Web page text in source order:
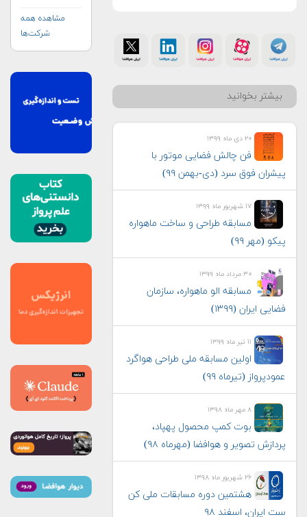
بیشتر بخوانید
۲۰ دی ماه ۱۳۹۹
فن چالش فضایی موتور با
پیشران فوق سرد (دی-بهمن ۹۹)
۱۷ شهریور ماه ۱۳۹۹
مسابقه طراحی و ساخت ماهواره
پیکو (مهر ۹۹)
۳۰ مرداد ماه ۱۳۹۹
مسابقه الو ماهواره، سازمان
فضایی ایران (۱۳۹۹)
۱۱ تیر ماه ۱۳۹۹
اولین مسابقه ملی طراحی هواگرد
عمودپرواز (تیرماه ۹۹)
۸ مهر ماه ۱۳۹۸
بوت کمپ محصول پهپاد،
پردازش تصویر و هوافضا (مهرماه ۹۸)
۲۶ شهریور ماه ۱۳۹۸
هشتمین دوره مسابقات ملی کن
ست ایران، اسفند ۹۸
مشاهده همه
شرکت‌ها